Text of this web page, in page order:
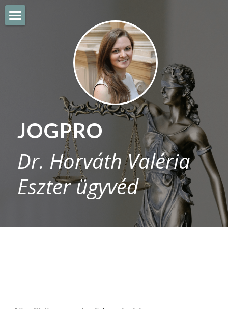
JOGPRO
Dr. Horváth Valéria
Eszter ügyvéd
CIVIL SZERVEZETEK
E-KERESKEDELEM
SZELLEMI TULAJDON
WORKSHOP
BLOG
Hungarian
English